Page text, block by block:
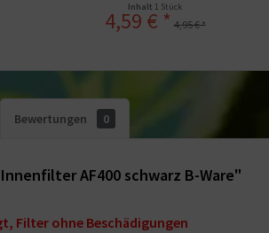
Inhalt 1 Stück
4,59 € * 4,95 € *
Bewertungen 0
AF400 schwarz B-Ware"
Filter ohne Beschädigungen